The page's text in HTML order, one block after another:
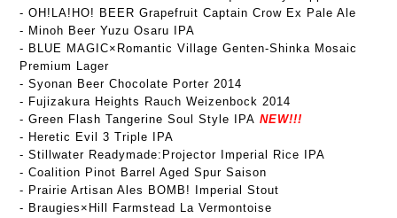
- OH!LA!HO! BEER Grapefruit Captain Crow Ex Pale Ale
- Minoh Beer Yuzu Osaru IPA
- BLUE MAGIC×Romantic Village Genten-Shinka Mosaic
Premium Lager
- Syonan Beer Chocolate Porter 2014
- Fujizakura Heights Rauch Weizenbock 2014
- Green Flash Tangerine Soul Style IPA NEW!!!
- Heretic Evil 3 Triple IPA
- Stillwater Readymade:Projector Imperial Rice IPA
- Coalition Pinot Barrel Aged Spur Saison
- Prairie Artisan Ales BOMB! Imperial Stout
- Braugies×Hill Farmstead La Vermontoise